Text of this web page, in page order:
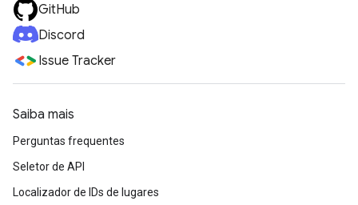
GitHub
Discord
Issue Tracker
Saiba mais
Perguntas frequentes
Seletor de API
Localizador de IDs de lugares